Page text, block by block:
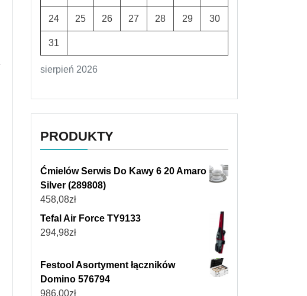
sierpień 2026
24 25 26 27 28 29 30
31
PRODUKTY
Ćmielów Serwis Do Kawy 6 20 Amaro
Silver (289808)
458,08zł
Tefal Air Force TY9133
294,98zł
Festool Asortyment łączników
Domino 576794
986,00zł